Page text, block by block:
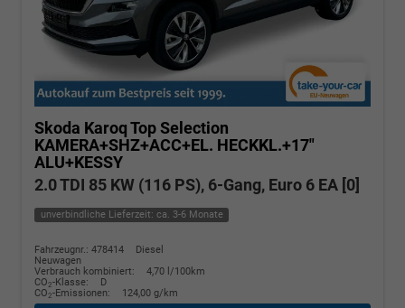
Skoda KaroqTop Selection
KAMERA+SHZ+ACC+EL. HECKKL.+17"
ALU+KESSY
2.0 TDI 85 KW (116 PS), 6-Gang, Euro 6 EA [0]
unverbindliche Lieferzeit: ca. 3-6 Monate
Fahrzeugnr.: 478414
Diesel
Neuwagen
Verbrauch kombiniert:
4,70 l/100km
CO2-Klasse:
D
CO2-Emissionen: 124,00 g/km